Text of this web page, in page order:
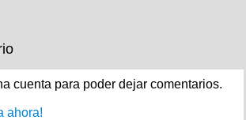
cuenta para poder dejar comentarios.
ahora!